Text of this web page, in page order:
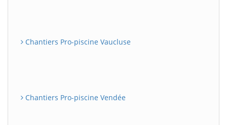
Chantiers Pro-piscine Vaucluse
Chantiers Pro-piscine Vendée